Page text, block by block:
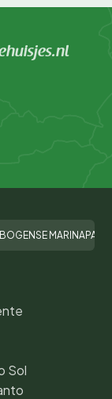
BOGENSE MARINAPARK
Sol